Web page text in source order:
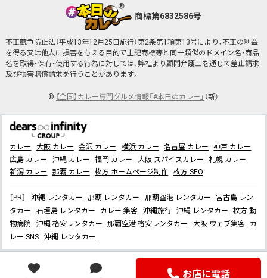
商標第6832586号
不正競争防止法（平成13年12月25日施行）第2条第1項第13号により、不正の利益
を得る又は他人に損害を与える目的で上記商標等と同一類似のドメイン名・商品
名を取得・保有・使用する行為に対しては、弊社より顧問弁護士を通じて差止請求
及び損害賠償請求を行うことがあります。
© 【全国】カレー専門グルメ情報「#本日のカレー」 （新）
カレー 大阪 カレー 金沢 カレー 横浜 カレー 名古屋 カレー
神戸 カレー
広島 カレー
沖縄 カレー 福岡 カレー 大阪 スパイスカレー
札幌 カレー
新潟 カレー
那覇 カレー 枚方 ホームページ制作 枚方 SEO
［PR］ 沖縄 レンタカー 那覇 レンタカー 那覇空港 レンタカー
宮古島 レン
タカー
石垣島 レンタカー カレー 集客 沖縄旅行 沖縄 レンタカー
枚方 動
物病院
沖縄 格安レンタカー 那覇空港 格安レンタカー 大阪 ウェブ集客
カ
レー SNS
沖縄 レンタカー
お店に電話